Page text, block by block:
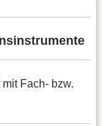
Fach- bzw.